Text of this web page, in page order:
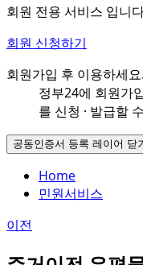
회원 전용 서비스 입니
회원 신청하기
회원가입 후 이용하세요.
정부24에 회원가
를 신청 · 발급할
공동인증서 등록 레이어 닫
Home
민원서비스
이전